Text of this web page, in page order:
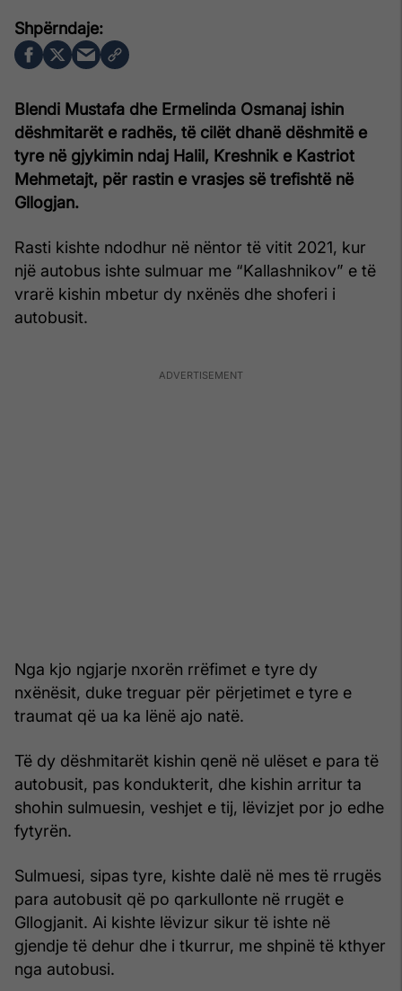
Blendi Mustafa dhe Ermelinda Osmanaj ishin
dëshmitarët e radhës, të cilët dhanë dëshmitë e
tyre në gjykimin ndaj Halil, Kreshnik e Kastriot
Mehmetajt, për rastin e vrasjes së trefishtë në
Gllogjan.
Rasti kishte ndodhur në nëntor të vitit 2021, kur
një autobus ishte sulmuar me “Kallashnikov” e të
vrarë kishin mbetur dy nxënës dhe shoferi i
autobusit.
Nga kjo ngjarje nxorën rrëfimet e tyre dy
nxënësit, duke treguar për përjetimet e tyre e
traumat që ua ka lënë ajo natë.
Të dy dëshmitarët kishin qenë në ulëset e para të
autobusit, pas kondukterit, dhe kishin arritur ta
shohin sulmuesin, veshjet e tij, lëvizjet por jo edhe
fytyrën.
Sulmuesi, sipas tyre, kishte dalë në mes të rrugës
para autobusit që po qarkullonte në rrugët e
Gllogjanit. Ai kishte lëvizur sikur të ishte në
gjendje të dehur dhe i tkurrur, me shpinë të kthyer
nga autobusi.